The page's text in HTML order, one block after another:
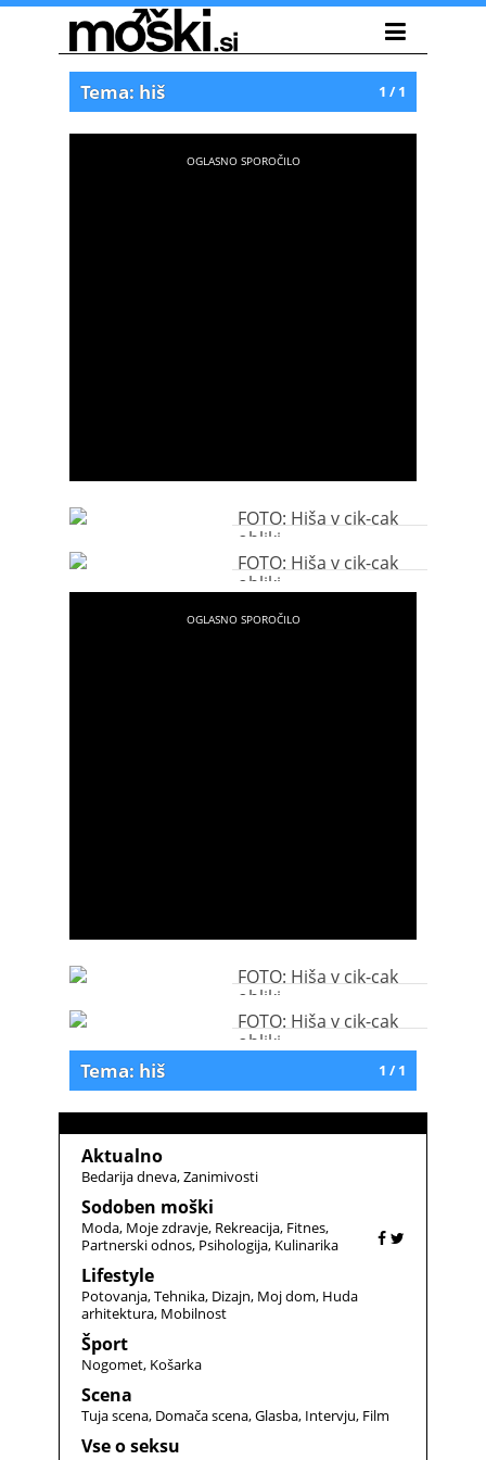
1 / 1
Tema: hiš
FOTO: Hiša v cik-cak
obliki
FOTO: Hiša v cik-cak
obliki
FOTO: Hiša v cik-cak
obliki
FOTO: Hiša v cik-cak
obliki
1 / 1
Tema: hiš
Aktualno
Bedarija dneva Zanimivosti
Sodoben moški
Moda Moje zdravje Rekreacija Fitnes
Partnerski odnos Psihologija Kulinarika
Lifestyle
Potovanja Tehnika Dizajn Moj dom Huda
arhitektura Mobilnost
Šport
Nogomet Košarka
Scena
Tuja scena Domača scena Glasba Intervju Film
Vse o seksu